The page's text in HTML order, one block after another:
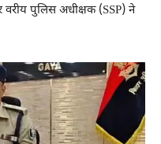
वरीय पुलिस अधीक्षक (SSP) ने